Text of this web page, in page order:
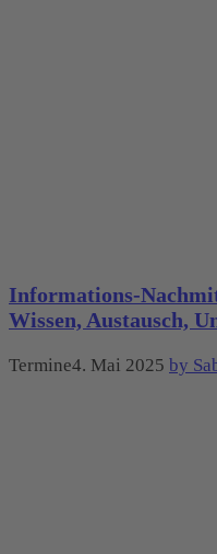
Informations-
Wissen, Austausch,
Termine4. Mai 2025 by